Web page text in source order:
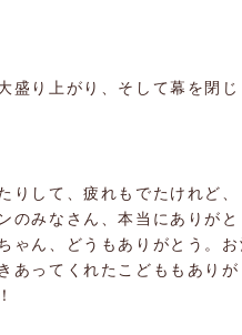
盛り上がり、そして幕を閉
りして、疲れもでたけれど
のみなさん、本当にありが
ゃん、どうもありがとう。
あってくれたこどももあり